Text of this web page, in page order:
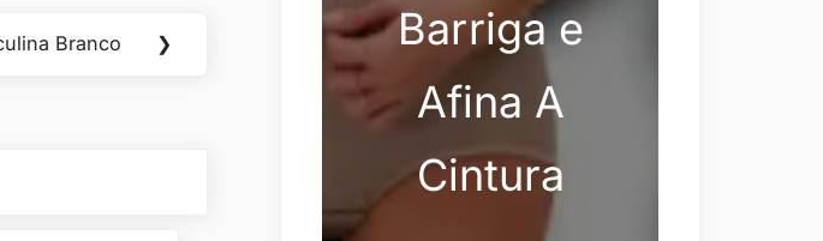
Branco ❯
Barriga e
Afina A
Cintura